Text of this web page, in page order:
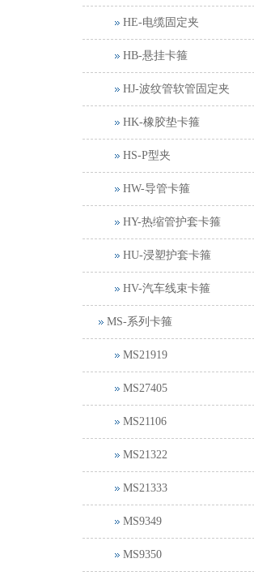
HE-电缆固定夹
HB-悬挂卡箍
HJ-波纹管软管固定夹
HK-橡胶垫卡箍
HS-P型夹
HW-导管卡箍
HY-热缩管护套卡箍
HU-浸塑护套卡箍
HV-汽车线束卡箍
MS-系列卡箍
MS21919
MS27405
MS21106
MS21322
MS21333
MS9349
MS9350